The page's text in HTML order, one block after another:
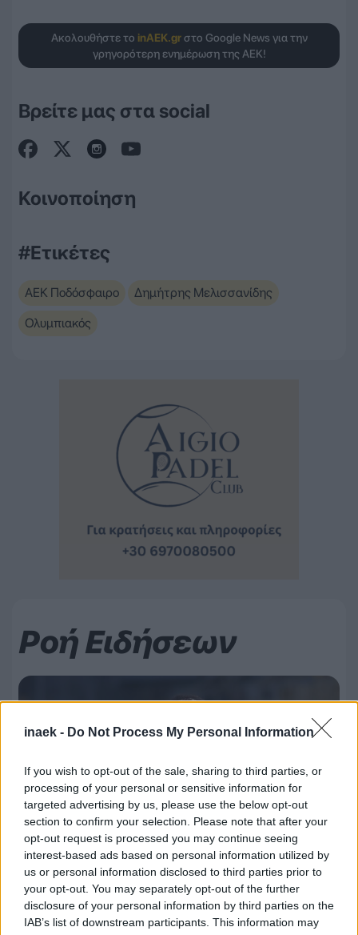
inaek - Do Not Process My Personal Information
If you wish to opt-out of the sale, sharing to third parties, or
processing of your personal or sensitive information for
targeted advertising by us, please use the below opt-out
section to confirm your selection. Please note that after your
opt-out request is processed you may continue seeing
interest-based ads based on personal information utilized by
us or personal information disclosed to third parties prior to
your opt-out. You may separately opt-out of the further
disclosure of your personal information by third parties on the
IAB’s list of downstream participants. This information may
Ακολουθήστε το inAEK.grστο Google News για την
γρηγορότερη ενημέρωση της ΑΕΚ!
Βρείτε μας στα social
Κοινοποίηση
#Ετικέτες
ΑΕΚ Ποδόσφαιρο
Δημήτρης Μελισσανίδης
Ολυμπιακός
Ροή Ειδήσεων
08.08.2026, 22:45